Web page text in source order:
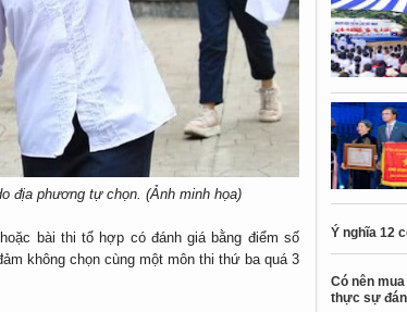
địa phương tự chọn. (Ảnh minh họa)
bài thi tổ hợp có đánh giá bằng điểm số
không chọn cùng một môn thi thứ ba quá 3
Ý nghĩa 12
Có nên
thực sự